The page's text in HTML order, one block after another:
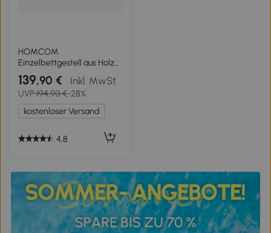
HOMCOM
Einzelbettgestell aus Holz
und Stahl mit
Industriedesign Lattenrost,
140x200cm
139,90 € Inkl. MwSt.
UVP194,90 €-28%
kostenloser Versand
4,8